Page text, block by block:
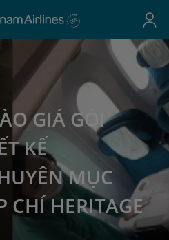
GIÁ GÓI
KẾ
MỤC
CHÍ HERITAGE